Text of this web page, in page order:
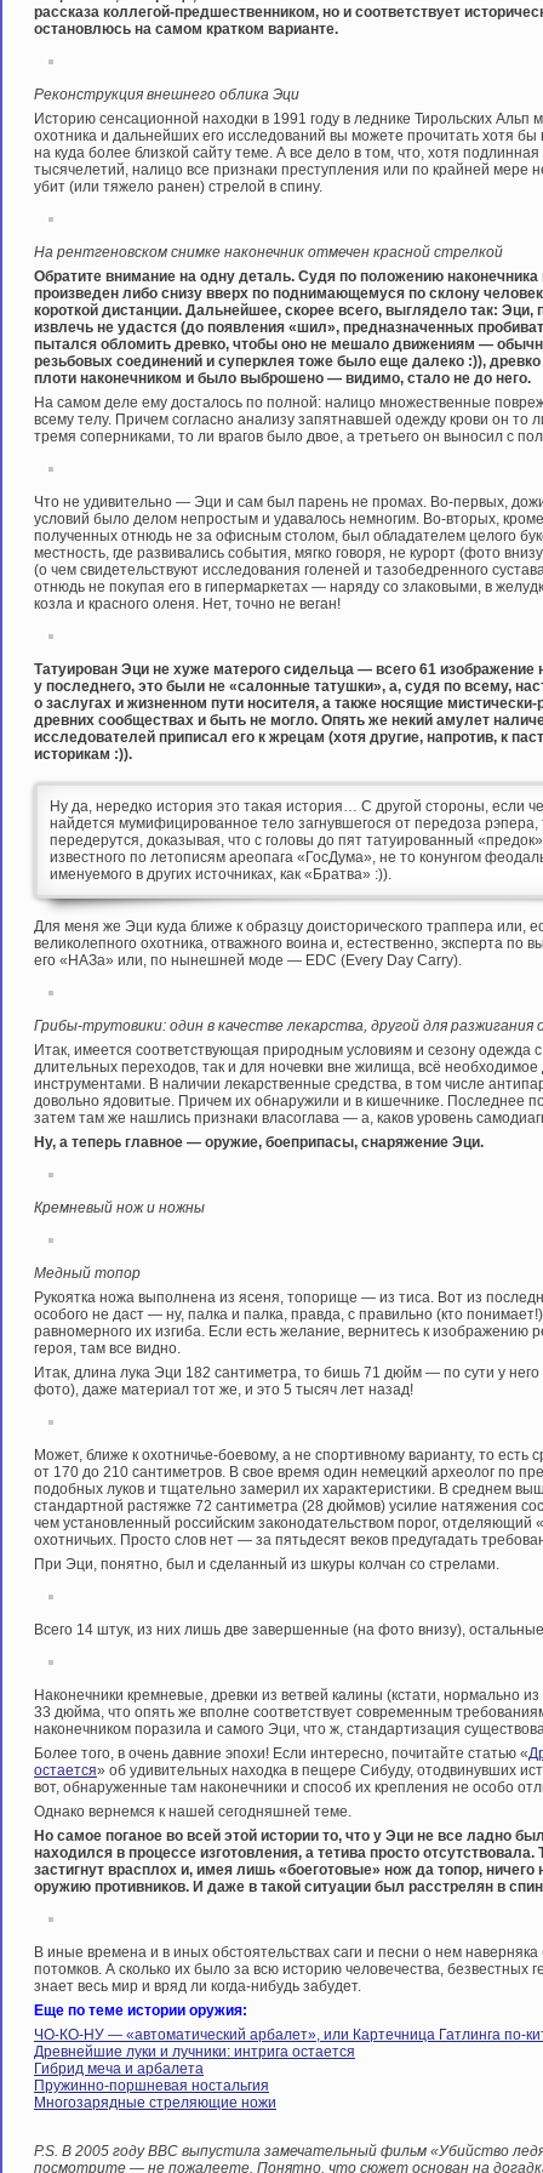
рассказа коллегой-предшественником, но и соответствует
остановлюсь на самом кратком варианте.
Реконструкция внешнего облика Эци
Историю сенсационной находки в 1991 году в леднике Тирольских Альп
охотника и дальнейших его исследований вы можете прочитать хотя
на куда более близкой сайту теме. А все дело в том, что, хотя
тысячелетий, налицо все признаки преступления или по крайней мере
убит (или тяжело ранен) стрелой в спину.
На рентгеновском снимке наконечник отмечен красной стрелкой
Обратите внимание на одну деталь. Судя по положению
произведен либо снизу вверх по поднимающемуся по склону
короткой дистанции. Дальнейшее, скорее всего, выглядело так: Эци,
извлечь не удастся (до появления «шил», предназначенных
пытался обломить древко, чтобы оно не мешало движениям —
резьбовых соединений и суперклея тоже было еще далеко :)),
плоти наконечником и было выброшено — видимо, стало не до него.
На самом деле ему досталось по полной: налицо множественные
всему телу. Причем согласно анализу запятнавшей одежду крови он то
тремя соперниками, то ли врагов было двое, а третьего он выносил с
Что не удивительно — Эци и сам был парень не промах. Во-первых,
условий было делом непростым и удавалось немногим. Во-вторых,
полученных отнюдь не за офисным столом, был обладателем целого
местность, где развивались события, мягко говоря, не курорт (фото
(о чем свидетельствуют исследования голеней и тазобедренного
отнюдь не покупая его в гипермаркетах — наряду со злаковыми, в
козла и красного оленя. Нет, точно не веган!
Татуирован Эци не хуже матерого сидельца — всего 61 изображение
у последнего, это были не «салонные татушки», а, судя по всему,
о заслугах и жизненном пути носителя, а также носящие
древних сообществах и быть не могло. Опять же некий амулет
исследователей приписал его к жрецам (хотя другие, напротив, к
историкам :)).
Ну да, нередко история это такая история… С другой стороны, если
найдется мумифицированное тело загнувшегося от передоза
передерутся, доказывая, что с головы до пят татуированный
известного по летописям ареопага «ГосДума», не то конунгом
именуемого в других источниках, как «Братва» :)).
Для меня же Эци куда ближе к образцу доисторического траппера или,
великолепного охотника, отважного воина и, естественно, эксперта по
его «НАЗа» или, по нынешней моде — EDC (Every Day Carry).
Грибы-трутовики: один в качестве лекарства, другой для разжигания
Итак, имеется соответствующая природным условиям и сезону одежда
длительных переходов, так и для ночевки вне жилища, всё
инструментами. В наличии лекарственные средства, в том числе
довольно ядовитые. Причем их обнаружили и в кишечнике. Последнее
затем там же нашлись признаки власоглава — а, каков уровень
Ну, а теперь главное — оружие, боеприпасы, снаряжение Эци.
Кремневый нож и ножны
Медный топор
Рукоятка ножа выполнена из ясеня, топорище — из тиса. Вот из
особого не даст — ну, палка и палка, правда, с правильно (кто
равномерного их изгиба. Если есть желание, вернитесь к изображению
героя, там все видно.
Итак, длина лука Эци 182 сантиметра, то бишь 71 дюйм — по сути у него
фото), даже материал тот же, и это 5 тысяч лет назад!
Может, ближе к охотничье-боевому, а не спортивному варианту, то есть
от 170 до 210 сантиметров. В свое время один немецкий археолог по
подобных луков и тщательно замерил их характеристики. В среднем
стандартной растяжке 72 сантиметра (28 дюймов) усилие натяжения
чем установленный российским законодательством порог,
охотничьих. Просто слов нет — за пятьдесят веков предугадать
При Эци, понятно, был и сделанный из шкуры колчан со стрелами.
Всего 14 штук, из них лишь две завершенные (на фото внизу), остальные
Наконечники кремневые, древки из ветвей калины (кстати, нормально
33 дюйма, что опять же вполне соответствует современным
наконечником поразила и самого Эци, что ж, стандартизация
Более того, в очень давние эпохи! Если интересно, почитайте статью «
остается» об удивительных находка в пещере Сибуду, отодвинувших
вот, обнаруженные там наконечники и способ их крепления не особо
Однако вернемся к нашей сегодняшней теме.
Но самое поганое во всей этой истории то, что у Эци не все ладно
находился в процессе изготовления, а тетива просто
застигнут врасплох и, имея лишь «боеготовые» нож да топор,
оружию противников. И даже в такой ситуации был расстрелян в
В иные времена и в иных обстоятельствах саги и песни о нем
потомков. А сколько их было за всю историю человечества, безвестных
знает весь мир и вряд ли когда-нибудь забудет.
Еще по теме истории оружия:
ЧО-КО-НУ — «автоматический арбалет», или Картечница Гатлинга по-
Древнейшие луки и лучники: интрига остается
Гибрид меча и арбалета
Пружинно-поршневая ностальгия
Многозарядные стреляющие ножи
P.S. В 2005 году BBC выпустила замечательный фильм «Убийство
посмотрите — не пожалеете. Понятно, что сюжет основан на